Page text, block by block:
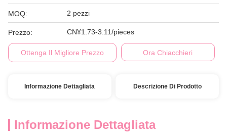
MOQ: 2 pezzi
Prezzo: CN¥1.73-3.11/pieces
Ottenga Il Migliore Prezzo Ora Chiacchieri
Informazione Dettagliata Descrizione Di Prodotto
Informazione Dettagliata